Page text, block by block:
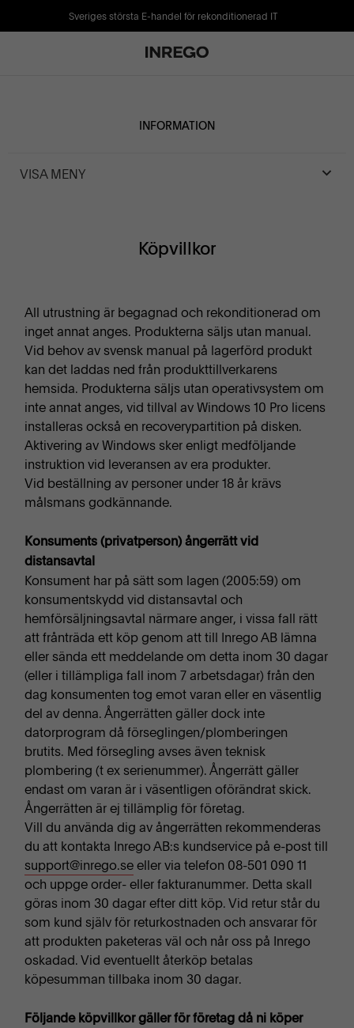
Sveriges största E-handel för rekonditionerad IT
INFORMATION
VISA MENY
Köpvillkor
All utrustning är begagnad och rekonditionerad om
inget annat anges. Produkterna säljs utan manual.
Vid behov av svensk manual på lagerförd produkt
kan det laddas ned från produkttillverkarens
hemsida. Produkterna säljs utan operativsystem om
inte annat anges, vid tillval av Windows 10 Pro licens
installeras också en recoverypartition på disken.
Aktivering av Windows sker enligt medföljande
instruktion vid leveransen av era produkter.
Vid beställning av personer under 18 år krävs
målsmans godkännande.
Konsuments (privatperson) ångerrätt vid
distansavtal
Konsument har på sätt som lagen (2005:59) om
konsumentskydd vid distansavtal och
hemförsäljningsavtal närmare anger, i vissa fall rätt
att frånträda ett köp genom att till Inrego AB lämna
eller sända ett meddelande om detta inom 30 dagar
(eller i tillämpliga fall inom 7 arbetsdagar) från den
dag konsumenten tog emot varan eller en väsentlig
del av denna. Ångerrätten gäller dock inte
datorprogram då förseglingen/plomberingen
brutits. Med försegling avses även teknisk
plombering (t ex serienummer). Ångerrätt gäller
endast om varan är i väsentligen oförändrat skick.
Ångerrätten är ej tillämplig för företag.
Vill du använda dig av ångerrätten rekommenderas
du att kontakta Inrego AB:s kundservice på e-post till
support@inrego.seeller via telefon 08-501 090 11
och uppge order- eller fakturanummer. Detta skall
göras inom 30 dagar efter ditt köp. Vid retur står du
som kund själv för returkostnaden och ansvarar för
att produkten paketeras väl och når oss på Inrego
oskadad. Vid eventuellt återköp betalas
köpesumman tillbaka inom 30 dagar.
Följande köpvillkor gäller för företag då ni köper